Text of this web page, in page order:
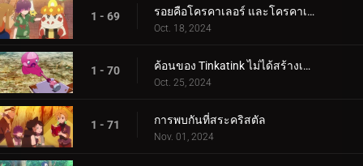
1 - 69 รอยคือโครคาเลอร์ และโครคาเลอร์ก็คือรอย!
Oct. 18, 2024
1 - 70 ค้อนของ Tinkatink ไม่ได้สร้างเสร็จภายในวันเดียว
Oct. 25, 2024
1 - 71 การพบกันที่สระคริสตัล
Nov. 01, 2024